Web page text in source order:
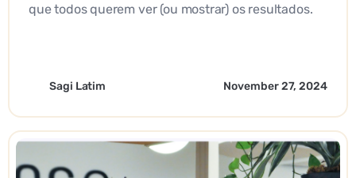
que todos querem ver (ou mostrar) os resultados.
Sagi Latim November 27, 2024